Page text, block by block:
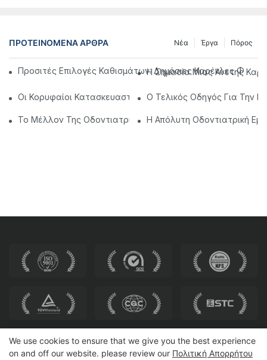
ΠΡΟΤΕΙΝΌΜΕΝΑ ΆΡΘΡΑ Πόρος
Έργα
Νέα
Προσιτές Επιλογές Καθισμάτων: Δημόσιες Καρέκλες
Η Σημασία Μιας Άνετης
Οι Κορυφαίοι Κατασκευαστές Οδοντιατρικών Καρέκλας
Ο Τελικός Οδηγός Για Την
Το Μέλλον Της Οδοντιατρικής: Εξατομικευμένες
Η Απόλυτη Οδοντιατρική
We use cookies to ensure that we give you the best experience
on and off our website. please review our Πολιτική Απορρήτου